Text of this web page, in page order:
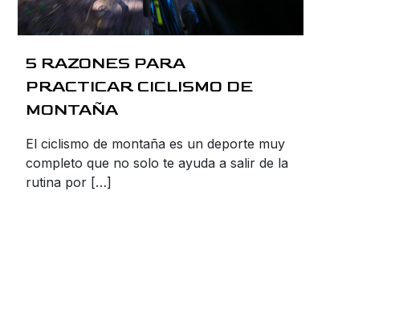
5 RAZONES PARA
PRACTICAR CICLISMO DE
MONTAÑA
El ciclismo de montaña es un deporte muy
completo que no solo te ayuda a salir de la
rutina por […]